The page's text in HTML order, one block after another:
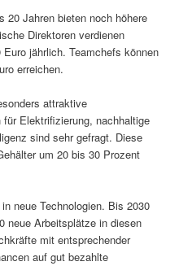
20 Jahren bieten noch höhere
Direktoren verdienen
jährlich. Teamchefs können
erreichen.
attraktive
Elektrifizierung, nachhaltige
sind sehr gefragt. Diese
um 20 bis 30 Prozent
neue Technologien. Bis 2030
neue Arbeitsplätze in diesen
mit entsprechender
auf gut bezahlte